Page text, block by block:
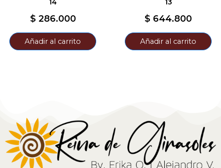
14
$ 286.000
Añadir al carrito
13
$ 644.800
Añadir al carrito